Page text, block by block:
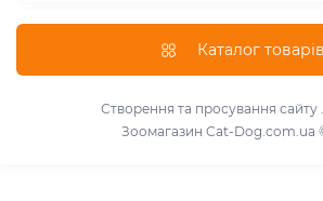
Сухий корм для собак
Сухий корм для котів
Паштет для собак
Повернення та обмін товарів
Умови використання
Знижки для розплідників
Каталог товарів
Створення та просування сайту
Зоомагазин Cat-Dog.com.ua